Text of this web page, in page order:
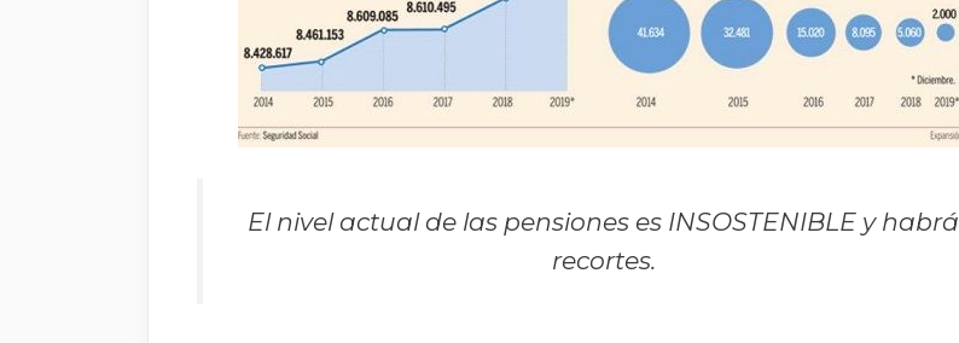
El nivel actual de las pensiones es INSOSTENIBLE y habrá
recortes.